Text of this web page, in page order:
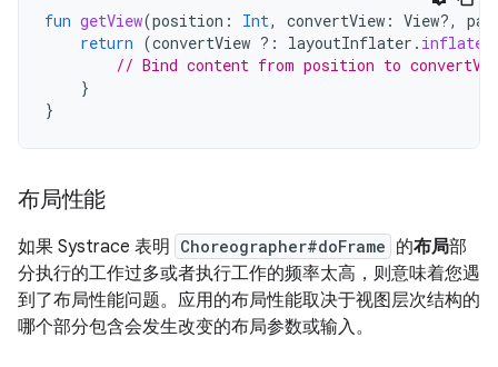
fun getView(position : Int, convertView : View?,
return (convertView ?: layoutInflater . inflate
// Bind content from position to
}
}
布局性能
如果 Systrace 表明 Choreographer#doFrame 的布局部
分执行的工作过多或者执行工作的频率太高，则意味着您遇
到了布局性能问题。应用的布局性能取决于视图层次结构的
哪个部分包含会发生改变的布局参数或输入。